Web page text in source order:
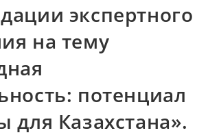
экспертного
на тему
потенциал
для Казахстана».